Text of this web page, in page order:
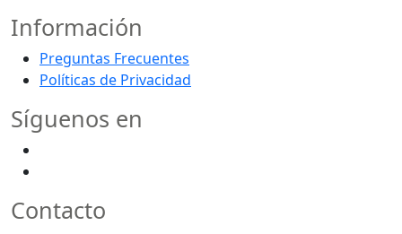
Información
Preguntas Frecuentes
Políticas de Privacidad
Síguenos en
Contacto